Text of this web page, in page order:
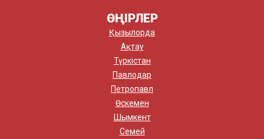
ӨҢІРЛЕР
Қызылорда
Ақтау
Түркістан
Павлодар
Петропавл
Өскемен
Шымкент
Семей